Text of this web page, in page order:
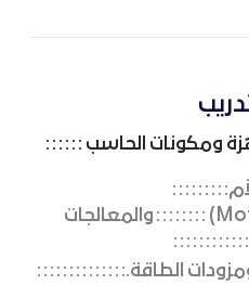
ومكونات الحاسب
والمعالجات
الطاقة.